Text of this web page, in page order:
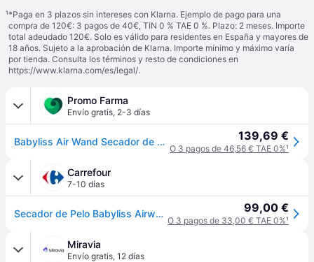
¹*Paga en 3 plazos sin intereses con Klarna. Ejemplo de pago para una
compra de 120€: 3 pagos de 40€, TIN 0 % TAE 0 %. Plazo: 2 meses. Importe
total adeudado 120€. Solo es válido para residentes en España y mayores de
18 años. Sujeto a la aprobación de Klarna. Importe mínimo y máximo varía
por tienda. Consulta los términos y resto de condiciones en
https://www.klarna.com/es/legal/.
Promo Farma
Envío gratis, 2-3 días
Babyliss Air Wand Secador de Pelo 3 en 1 As6550 E 1 ud 139,69 €
O 3 pagos de 46,56 € TAE 0%¹
Carrefour
7-10 días
Secador de Pelo Babyliss Airwand AS6550E,1600 W, Motor Digital de Alta Velocidad, 4 Temperatura, 3 Velocidades 99,00 €
O 3 pagos de 33,00 € TAE 0%¹
Miravia
Envío gratis, 12 días